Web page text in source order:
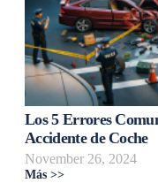
Los 5 Errores
Accidente de Coche
November 26, 2024
Más >>